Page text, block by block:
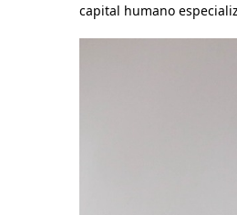
capital humano